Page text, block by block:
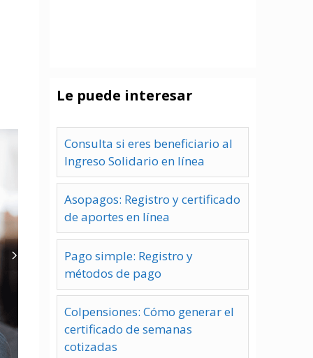
Le puede interesar
Consulta si eres beneficiario al
Ingreso Solidario en línea
Asopagos: Registro y certificado
de aportes en línea
Pago simple: Registro y
métodos de pago
Colpensiones: Cómo generar el
certificado de semanas
cotizadas